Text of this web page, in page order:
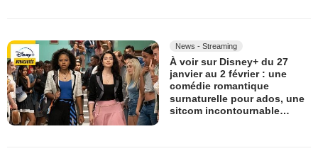
News - Streaming
À voir sur Disney+ du 27
janvier au 2 février : une
comédie romantique
surnaturelle pour ados, une
sitcom incontournable…